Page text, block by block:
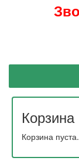
Корзина
Корзина пуста.